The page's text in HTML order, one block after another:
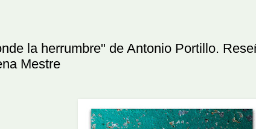
la herrumbre" de Antonio Portillo.
Mestre